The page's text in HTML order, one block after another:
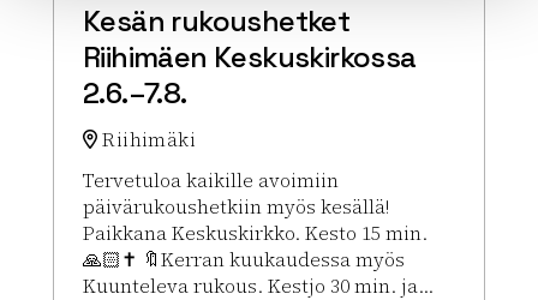
Kesän rukoushetket
Riihimäen Keskuskirkossa
2.6.–7.8.
Riihimäki
Tervetuloa kaikille avoimiin
päivärukoushetkiin myös kesällä!
Paikkana Keskuskirkko. Kesto 15 min.
🙏🏻✝️ 🔖Kerran kuukaudessa myös
Kuunteleva rukous. Kestjo 30 min. ja...